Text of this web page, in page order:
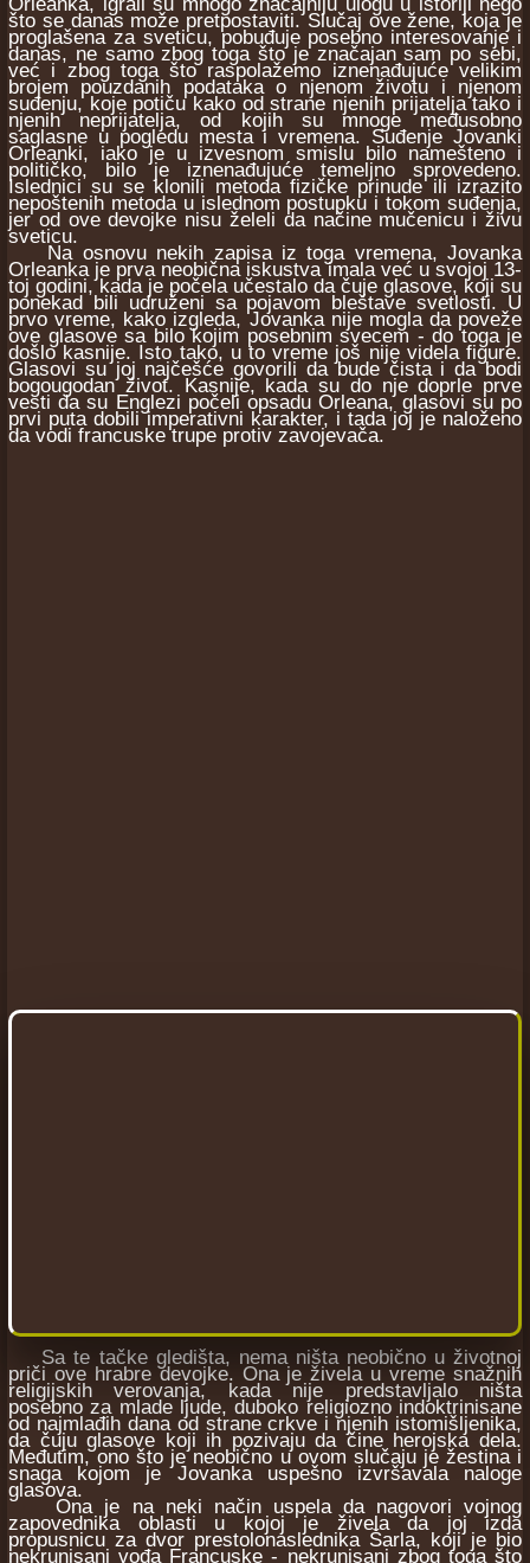
što se danas može pretpostaviti. Slučaj ove žene, koja je
proglašena za sveticu, pobuđuje posebno interesovanje i
danas, ne samo zbog toga što je značajan sam po sebi,
već i zbog toga što raspolažemo iznenađujuće velikim
brojem pouzdanih podataka o njenom životu i njenom
suđenju, koje potiču kako od strane njenih prijatelja tako i
njenih neprijatelja, od kojih su mnoge međusobno
saglasne u pogledu mesta i vremena. Suđenje Jovanki
Orleanki, iako je u izvesnom smislu bilo namešteno i
političko, bilo je iznenađujuće temeljno sprovedeno.
Islednici su se klonili metoda fizičke prinude ili izrazito
nepoštenih metoda u islednom postupku i tokom suđenja,
jer od ove devojke nisu želeli da načine mučenicu i živu
sveticu.
Na osnovu nekih zapisa iz toga vremena, Jovanka
Orleanka je prva neobična iskustva imala već u svojoj 13-
toj godini, kada je počela učestalo da čuje glasove, koji su
ponekad bili udruženi sa pojavom bleštave svetlosti. U
prvo vreme, kako izgleda, Jovanka nije mogla da poveže
ove glasove sa bilo kojim posebnim svecem - do toga je
došlo kasnije. Isto tako, u to vreme još nije videla figure.
Glasovi su joj najčešće govorili da bude čista i da bodi
bogougodan život. Kasnije, kada su do nje doprle prve
vesti da su Englezi počeli opsadu Orleana, glasovi su po
prvi puta dobili imperativni karakter, i tada joj je naloženo
da vodi francuske trupe protiv zavojevača.
Sa te tačke gledišta, nema ništa neobično u životnoj
priči ove hrabre devojke. Ona je živela u vreme snažnih
religijskih verovanja, kada nije predstavljalo ništa
posebno za mlade ljude, duboko religiozno indoktrinisane
od najmlađih dana od strane crkve i njenih istomišljenika,
da čuju glasove koji ih pozivaju da čine herojska dela.
Međutim, ono što je neobično u ovom slučaju je žestina i
snaga kojom je Jovanka uspešno izvršavala naloge
glasova.
Ona je na neki način uspela da nagovori vojnog
zapovednika oblasti u kojoj je živela da joj izda
propusnicu za dvor prestolonaslednika Šarla, koji je bio
nekrunisani vođa Francuske - nekrunisani zbog toga što